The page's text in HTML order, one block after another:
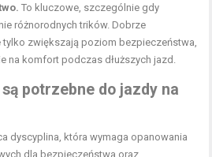
To kluczowe, szczególnie gdy
różnorodnych trików. Dobrze
zwiększają poziom bezpieczeństwa,
na komfort podczas dłuższych jazd.
potrzebne do jazdy na
dyscyplina, która wymaga opanowania
dla bezpieczeństwa oraz